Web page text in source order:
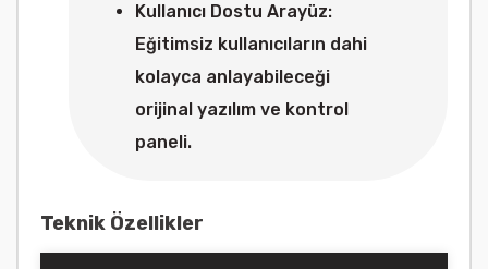
Kullanıcı Dostu Arayüz:
Eğitimsiz kullanıcıların dahi
kolayca anlayabileceği
orijinal yazılım ve kontrol
paneli.
Teknik Özellikler